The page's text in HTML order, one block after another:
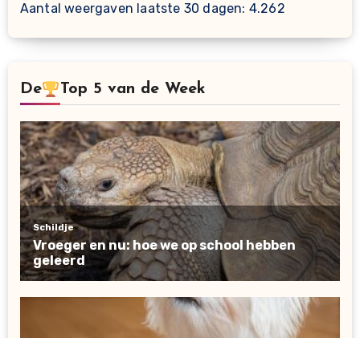
Aantal weergaven laatste 30 dagen: 4.262
De Top 5 van de Week